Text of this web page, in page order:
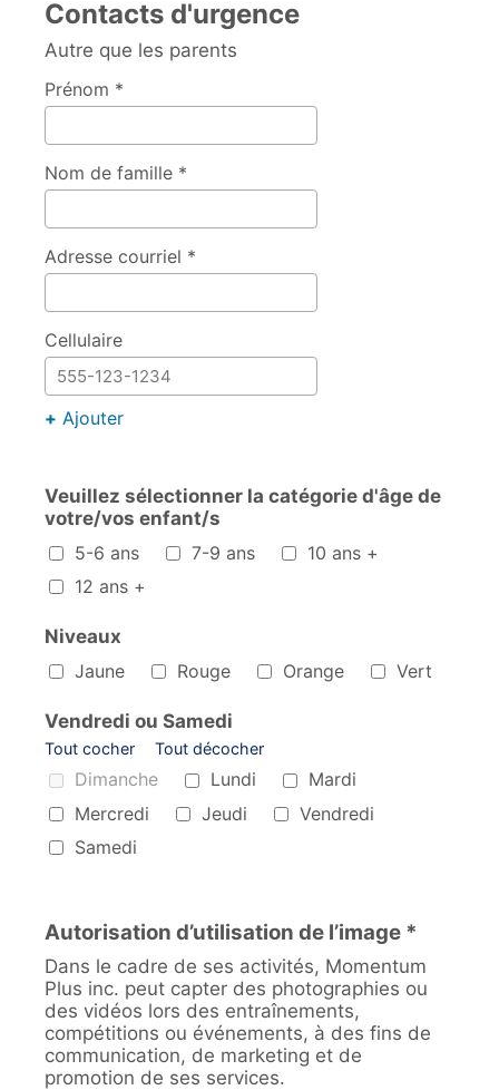
Contacts d'urgence
Autre que les parents
Prénom *
Nom de famille *
Adresse courriel *
Cellulaire
+ Ajouter
Veuillez sélectionner la catégorie d'âge de
votre/vos enfant/s
Veuillez sélectionner la catégorie d'âge de votre/vos
5-6 ans 7-9 ans
10 ans +
12 ans +
Niveaux
NiveauxJaune Rouge Orange Vert
Vendredi ou Samedi
Tout cocher Tout décocher
Vendredi ou Samedi
Dimanche Lundi
Mardi
Mercredi
Jeudi
Vendredi
Samedi
Autorisation d’utilisation de l’image *
Dans le cadre de ses activités, Momentum
Plus inc. peut capter des photographies ou
des vidéos lors des entraînements,
compétitions ou événements, à des fins de
communication, de marketing et de
promotion de ses services.